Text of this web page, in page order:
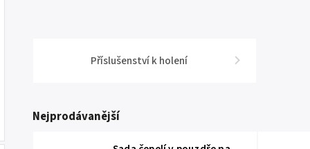
Příslušenství k holení
Nejprodávanější